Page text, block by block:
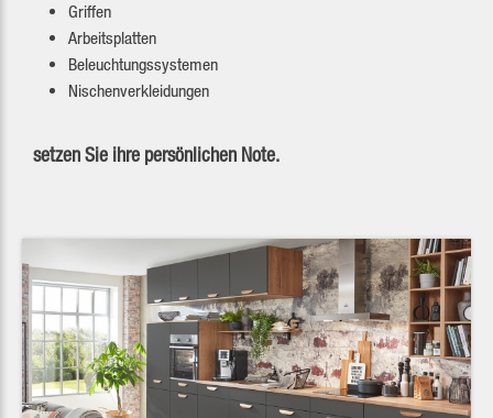
Griffen
Arbeitsplatten
Beleuchtungssystemen
Nischenverkleidungen
setzen Sie ihre persönlichen Note.